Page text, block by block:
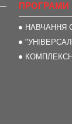
ПРОГРАМИ
НАВЧАННЯ